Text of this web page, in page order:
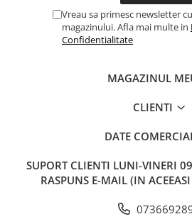
Mese vibrante
Micromotoare
Steamere
Protetica Implant ARUM
BONTURI PREMILL FREZABILE
Vreau sa primesc newsletter
magazinului. Afla mai multe in
Confidentialitate
MAGAZINUL
CLIENTI
DATE
SUPORT CLIENTI LUNI-VINERI
RASPUNS E-MAIL (IN